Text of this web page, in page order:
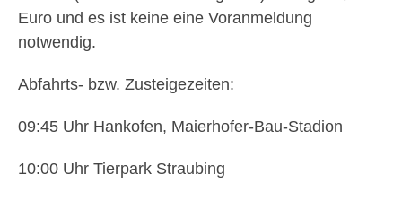
Euro und es ist keine eine Voranmeldung
notwendig.
Abfahrts- bzw. Zusteigezeiten:
09:45 Uhr Hankofen, Maierhofer-Bau-Stadion
10:00 Uhr Tierpark Straubing